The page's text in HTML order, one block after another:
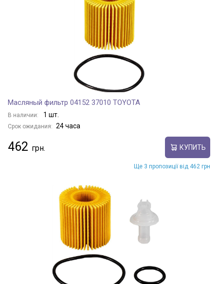
Масляный фильтр 04152 37010 TOYOTA
В наличии: 1 шт.
Срок ожидания: 24 часа
462 КУПИТЬ
Ще 3 пропозиції від 462 грн